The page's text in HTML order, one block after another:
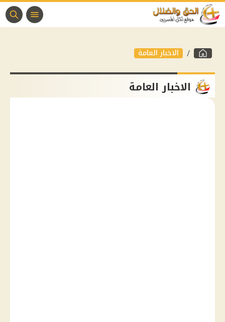
الاخبار العامة
الاخبار العامة